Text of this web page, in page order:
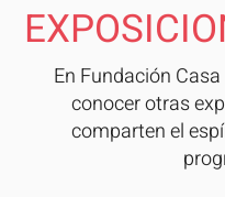
En Fundación
conocer otras
comparten el